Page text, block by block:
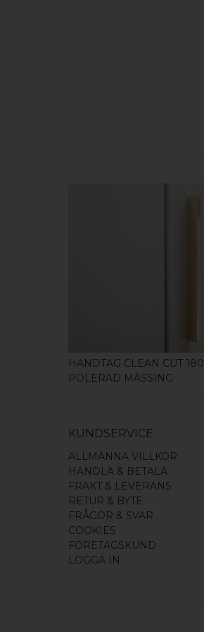
HANDTAG CLEAN CUT 180
POLERAD MÄSSING
KUNDSERVICE
ALLMÄNNA VILLKOR
HANDLA & BETALA
FRAKT & LEVERANS
RETUR & BYTE
FRÅGOR & SVAR
COOKIES
FÖRETAGSKUND
LOGGA IN